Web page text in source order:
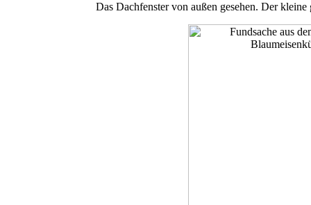
Das Dachfenster von außen gesehen. Der